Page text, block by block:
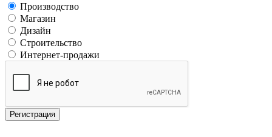
Производство
Магазин
Дизайн
Строительство
Интернет-продажи